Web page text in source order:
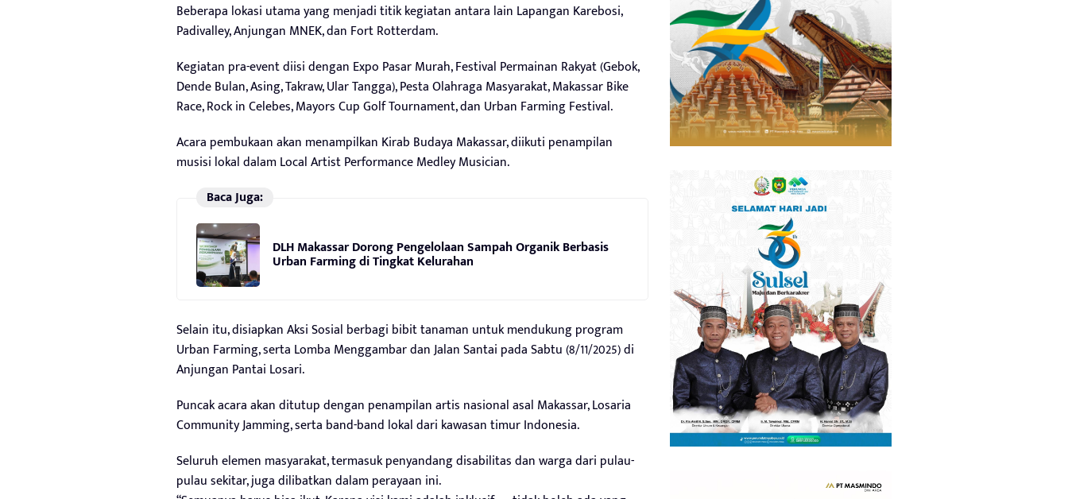
Beberapa lokasi utama yang menjadi titik kegiatan antara lain Lapangan Karebosi,
Padivalley, Anjungan MNEK, dan Fort Rotterdam.
Kegiatan pra-event diisi dengan Expo Pasar Murah, Festival Permainan Rakyat (Gebok,
Dende Bulan, Asing, Takraw, Ular Tangga), Pesta Olahraga Masyarakat, Makassar Bike
Race, Rock in Celebes, Mayors Cup Golf Tournament, dan Urban Farming Festival.
Acara pembukaan akan menampilkan Kirab Budaya Makassar, diikuti penampilan
musisi lokal dalam Local Artist Performance Medley Musician.
Baca Juga:
DLH Makassar Dorong Pengelolaan Sampah Organik Berbasis
Urban Farming di Tingkat Kelurahan
Selain itu, disiapkan Aksi Sosial berbagi bibit tanaman untuk mendukung program
Urban Farming, serta Lomba Menggambar dan Jalan Santai pada Sabtu (8/11/2025) di
Anjungan Pantai Losari.
Puncak acara akan ditutup dengan penampilan artis nasional asal Makassar, Losaria
Community Jamming, serta band-band lokal dari kawasan timur Indonesia.
Seluruh elemen masyarakat, termasuk penyandang disabilitas dan warga dari pulau-
pulau sekitar, juga dilibatkan dalam perayaan ini.